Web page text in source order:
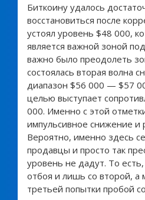
Биткоину удалось
восстановиться после
устоял уровень $48 000,
является важной зоной
важно было преодолеть
состоялась вторая волна
диапазон $56 000 — $57
целью выступает
000. Именно с этой
импульсивное снижение и
Вероятно, именно здесь
продавцы и просто так
уровень не дадут. То
отбоя и лишь со второй, а
третьей попытки пробой